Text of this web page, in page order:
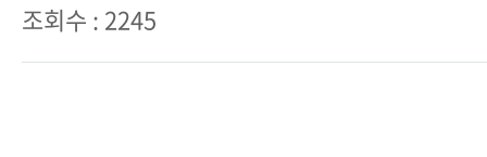
조회수 : 2245